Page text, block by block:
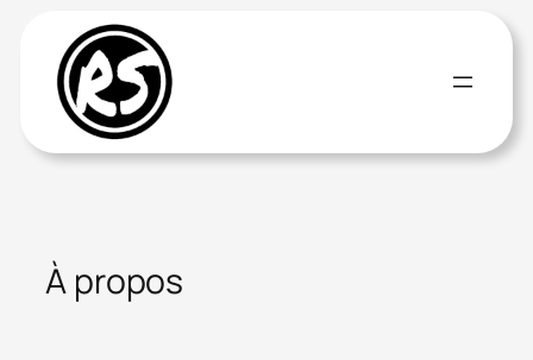
contenu
Àpropos